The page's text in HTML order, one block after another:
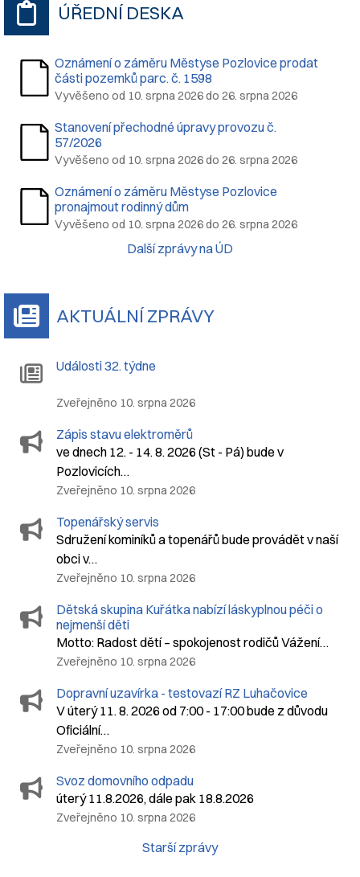
ÚŘEDNÍ DESKA
Oznámení o záměru Městyse Pozlovice prodat
části pozemků parc. č. 1598
Vyvěšeno od 10. srpna 2026 do 26. srpna 2026
Stanovení přechodné úpravy provozu č.
57/2026
Vyvěšeno od 10. srpna 2026 do 26. srpna 2026
Oznámení o záměru Městyse Pozlovice
pronajmout rodinný dům
Vyvěšeno od 10. srpna 2026 do 26. srpna 2026
Další zprávy na ÚD
AKTUÁLNÍ ZPRÁVY
Události 32. týdne
Zveřejněno 10. srpna 2026
Zápis stavu elektroměrů
ve dnech 12. - 14. 8. 2026 (St - Pá) bude v
Pozlovicích…
Zveřejněno 10. srpna 2026
Topenářský servis
Sdružení kominíků a topenářů bude provádět v naší
obci v…
Zveřejněno 10. srpna 2026
Dětská skupina Kuřátka nabízí láskyplnou péči o
nejmenší děti
Motto: Radost dětí – spokojenost rodičů Vážení…
Zveřejněno 10. srpna 2026
Dopravní uzavírka - testovazí RZ Luhačovice
V úterý 11. 8. 2026 od 7:00 - 17:00 bude z důvodu
Oficiální…
Zveřejněno 10. srpna 2026
Svoz domovního odpadu
úterý 11.8.2026, dále pak 18.8.2026
Zveřejněno 10. srpna 2026
Starší zprávy